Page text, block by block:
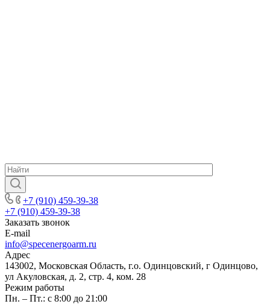
+7 (910) 459-39-38
+7 (910) 459-39-38
Заказать звонок
E-mail
info@specenergoarm.ru
Адрес
143002, Московская Область, г.о. Одинцовский, г Одинцово,
ул Акуловская, д. 2, стр. 4, ком. 28
Режим работы
Пн. – Пт.: с 8:00 до 21:00